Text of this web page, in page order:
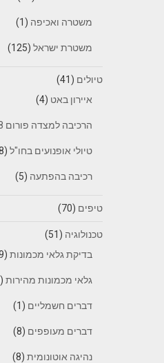
משטרה ואכיפה (1)
משטרת ישראל(125)
טיולים (41)
איירון באט (4)
הרכיבה למצדה פורום 8
טיולי אופנועים בחו"ל(8)
רכיבה בהפתעה (5)
טיפים (70)
טכנולוגיה (51)
בדיקת גלאי מכמונות(9)
גלאי מכמונות מהירות(20)
דברים חשמליים (1)
דברים מעופפים (8)
נהיגה אוטונומית(8)